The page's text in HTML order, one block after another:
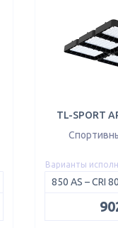
TL-SPORT
Варианты